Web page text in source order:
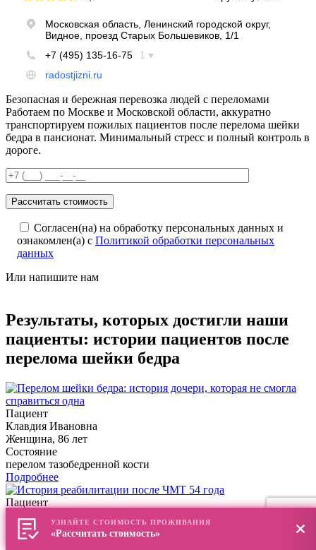
Безопасная и бережная перевозка людей с переломами
Работаем по Москве и Московской области, аккуратно
транспортируем пожилых пациентов после перелома шейки
бедра в пансионат. Минимальный стресс и полный контроль в
дороге.
Согласен(на) на обработку персональных данных и
ознакомлен(а) с Политикой обработки персональных
данных
Или напишите нам
Результаты, которых достигли наши
пациенты: истории пациентов после
перелома шейки бедра
Пациент
Клавдия Ивановна
Женщина, 86 лет
Состояние
перелом тазобедренной кости
Подробнее
Пациент
Мужчина, 54 года
Состояние
УЗНАЙТЕ СТОИМОСТЬ ПРОЖИВАНИЯ
«Рассчитать стоимость»